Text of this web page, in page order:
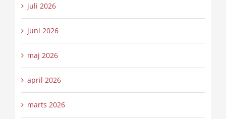
juli 2026
juni 2026
maj 2026
april 2026
marts 2026